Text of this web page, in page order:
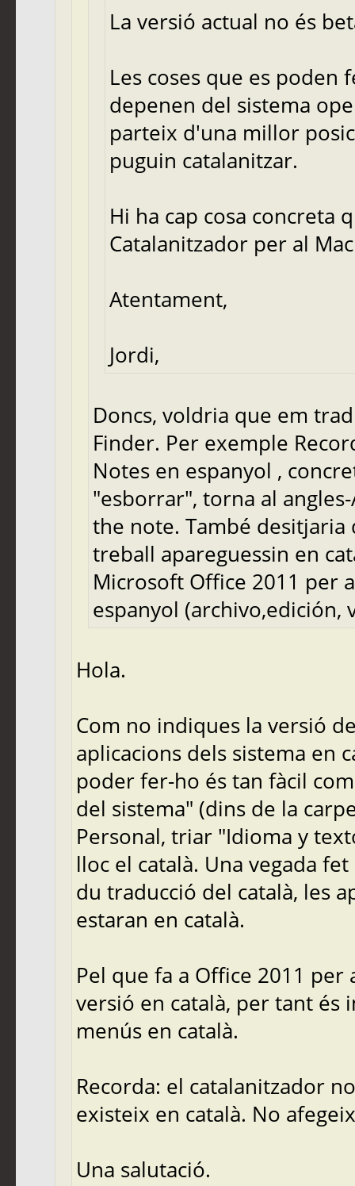
La versió actual no és
Les coses que es
depenen del sistema
parteix d'una millor
puguin catalanitzar.
Hi ha cap cosa concreta
Catalanitzador per al
Atentament,
Jordi,
Doncs, voldria que em
Finder. Per exemple
Notes en espanyol ,
"esborrar", torna al
the note. També desitjaria
treball apareguessin en
Microsoft Office 2011 per
espanyol (archivo,edición,
Hola.
Com no indiques la versió
aplicacions dels sistema en
poder fer-ho és tan fàcil
del sistema" (dins de la
Personal, triar "Idioma y
lloc el català. Una vegada
du traducció del català, les
estaran en català.
Pel que fa a Office 2011
versió en català, per tant és
menús en català.
Recorda: el catalanitzador
existeix en català. No
Una salutació.